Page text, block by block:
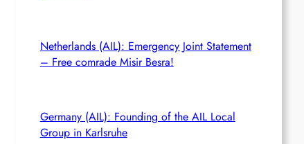
Netherlands (AIL): Emergency Joint Statement
– Free comrade Misir Besra!
Germany (AIL): Founding of the AIL Local
Group in Karlsruhe